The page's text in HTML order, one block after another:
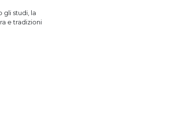
gli studi, la
e tradizioni